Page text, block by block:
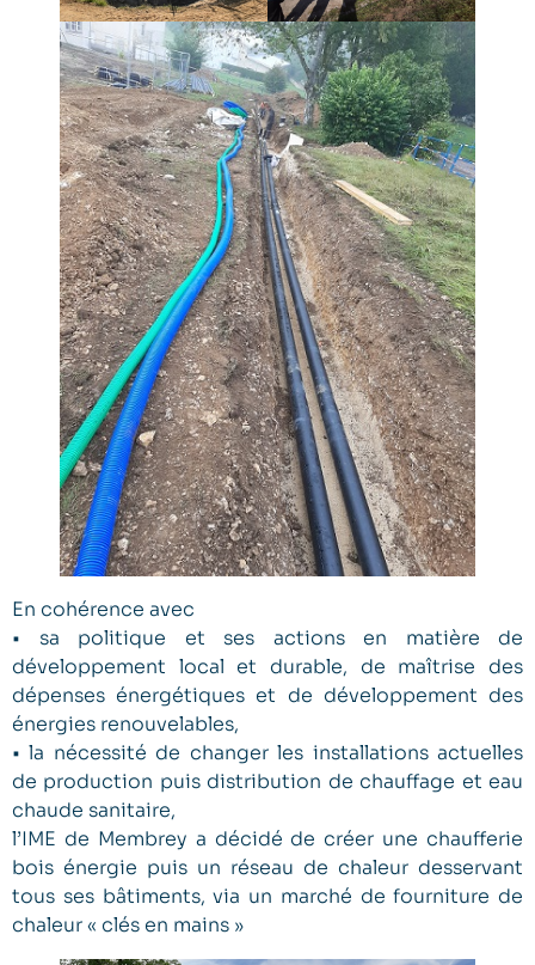
En cohérence avec
• sa politique et ses actions en matière de
développement local et durable, de maîtrise des
dépenses énergétiques et de développement des
énergies renouvelables,
• la nécessité de changer les installations actuelles
de production puis distribution de chauffage et eau
chaude sanitaire,
l’IME de Membrey a décidé de créer une chaufferie
bois énergie puis un réseau de chaleur desservant
tous ses bâtiments, via un marché de fourniture de
chaleur « clés en mains »